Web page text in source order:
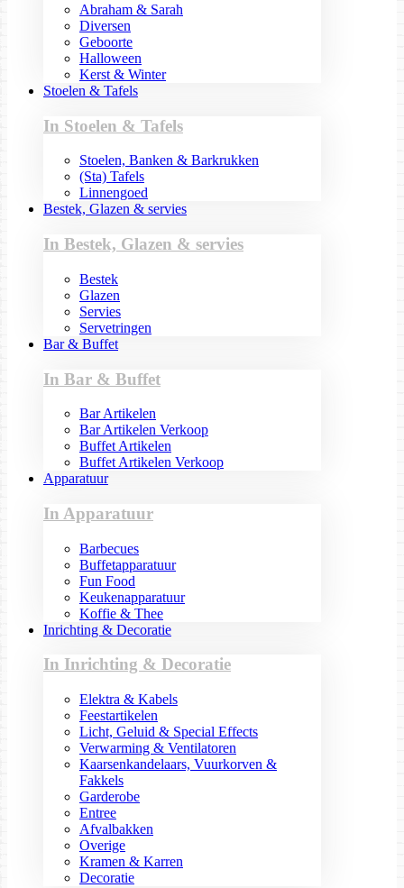
Abraham & Sarah
Diversen
Geboorte
Halloween
Kerst & Winter
Stoelen & Tafels
In Stoelen & Tafels
Stoelen, Banken & Barkrukken
(Sta) Tafels
Linnengoed
Bestek, Glazen & servies
In Bestek, Glazen & servies
Bestek
Glazen
Servies
Servetringen
Bar & Buffet
In Bar & Buffet
Bar Artikelen
Bar Artikelen Verkoop
Buffet Artikelen
Buffet Artikelen Verkoop
Apparatuur
In Apparatuur
Barbecues
Buffetapparatuur
Fun Food
Keukenapparatuur
Koffie & Thee
Inrichting & Decoratie
In Inrichting & Decoratie
Elektra & Kabels
Feestartikelen
Licht, Geluid & Special Effects
Verwarming & Ventilatoren
Kaarsenkandelaars, Vuurkorven &
Fakkels
Garderobe
Entree
Afvalbakken
Overige
Kramen & Karren
Decoratie